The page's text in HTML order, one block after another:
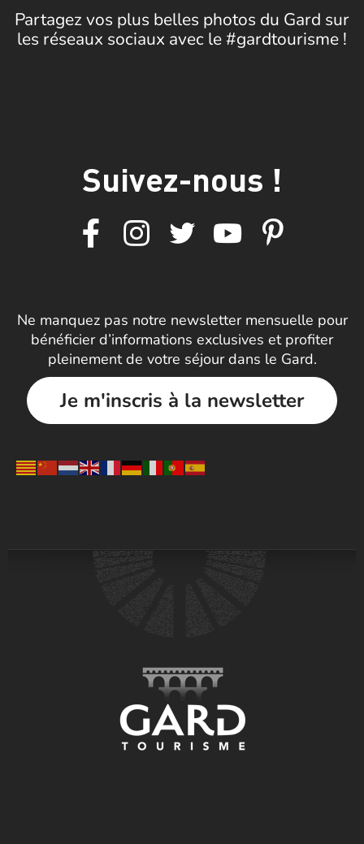
Partagez vos plus belles photos du Gard sur
les réseaux sociaux avec le #gardtourisme !
Suivez-nous !
Ne manquez pas notre newsletter mensuelle pour
bénéficier d’informations exclusives et profiter
pleinement de votre séjour dans le Gard.
Je m'inscris à la newsletter